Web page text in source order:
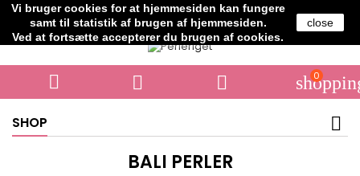
Vi bruger cookies for at hjemmesiden kan fungere
samt til statistik af brugen af hjemmesiden.
Ved at fortsætte accepterer du brugen af cookies.
close
Telefon: +45 61706364
   0
SHOP
BALI PERLER